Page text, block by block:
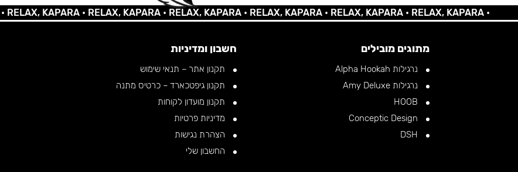
KAPARA •RELAX, KAPARA •RELAX, KAPARA •RELAX, KAPARA •RELAX, KAPARA •RELAX, KAPARA •
מתוגים מובילים
נרגילות Alpha Hookah
נרגילות Amy Deluxe
חשבון ומדיניות
תקנון אתר – תנאי שימוש
תקנון גיפטכארד – כרטיס מתנה
תקנון מועדון לקוחות
מדיניות פרטיות
הצהרת נגישות
החשבון שלי